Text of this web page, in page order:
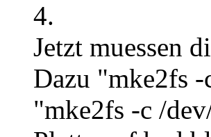
4.
Jetzt muessen
Dazu "mke2fs
"mke2fs -c /